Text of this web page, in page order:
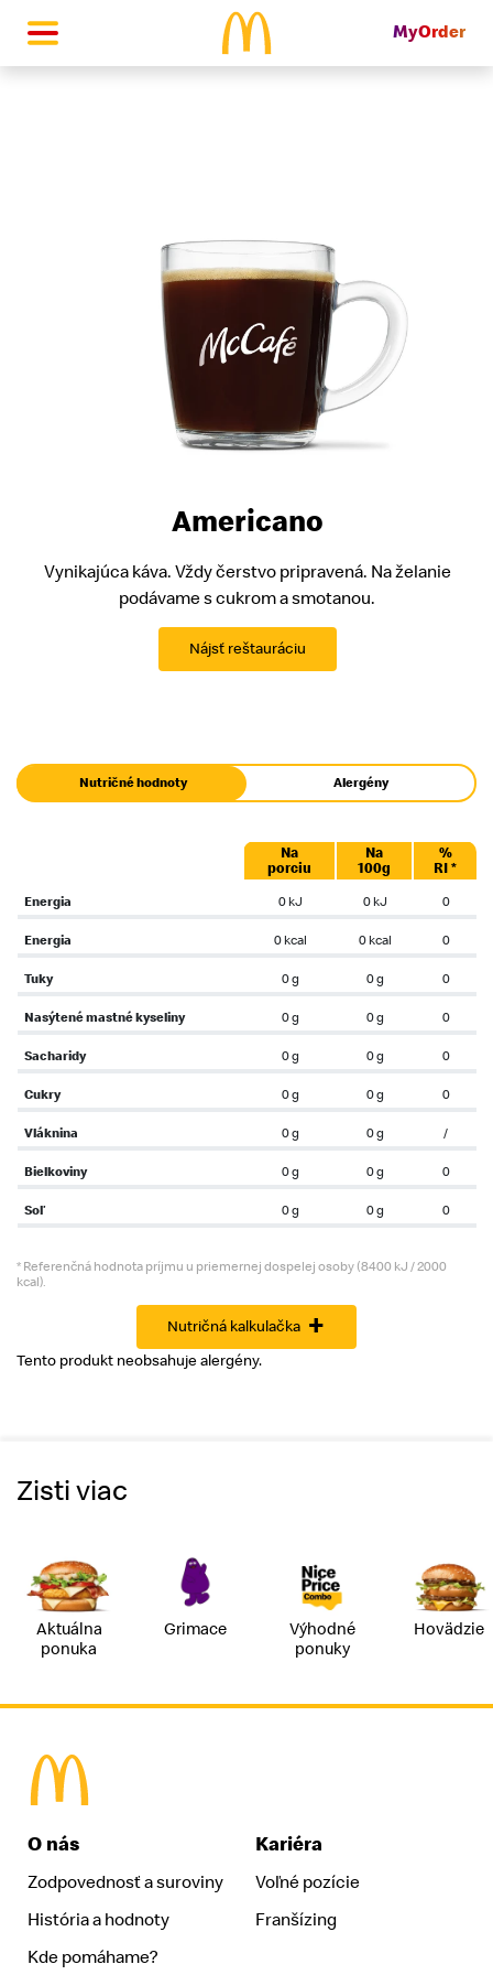
McDonald's Homepage
MyOrder
Americano
Vynikajúca káva. Vždy čerstvo pripravená. Na želanie
podávame s cukrom a smotanou.
Nájsť reštauráciu
Nutričné hodnoty Alergény
Na
porciu
Na
100g
%
RI *
Energia
0 kJ 0 kJ 0
Energia 0 kcal 0 kcal 0
Tuky 0 g 0 g 0
Nasýtené mastné kyseliny 0 g 0 g 0
Sacharidy 0 g 0 g 0
Cukry 0 g 0 g 0
Vláknina 0 g 0 g /
Bielkoviny 0 g 0 g 0
Soľ 0 g 0 g 0
* Referenčná hodnota príjmu u priemernej dospelej osoby (8400 kJ / 2000
kcal).
Nutričná kalkulačka +
Tento produkt neobsahuje alergény.
Zisti viac
Aktuálna
ponuka
Grimace
Výhodné
ponuky
Hovädzie
O nás
Zodpovednosť a suroviny
História a hodnoty
Kde pomáhame?
Kariéra
Voľné pozície
Franšízing